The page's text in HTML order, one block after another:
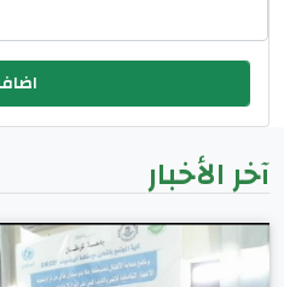
آخر الأخبار